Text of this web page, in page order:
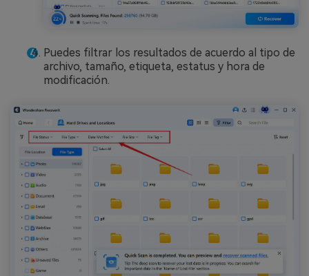
Puedes filtrar los resultados de acuerdo al tipo de
archivo, tamaño, etiqueta, estatus y hora de
modificación.